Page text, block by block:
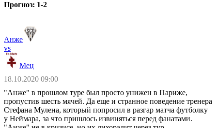
Прогноз: 1-2
Анже
vs
Мец
18.10.2020 09:00
"Анже" в прошлом туре был просто унижен в Париже,
пропустив шесть мячей. Да еще и странное поведение тренера
Стефана Мулена, который попросил в разгар матча футболку
у Неймара, за что пришлось извиняться перед фанатами.